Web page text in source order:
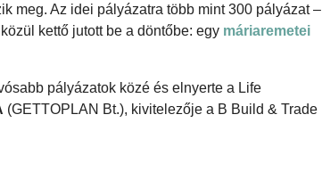
meg. Az idei pályázatra több mint 300 pályázat –
kettő jutott be a döntőbe: egy máriaremetei
pályázatok közé és elnyerte a Life
(GETTOPLAN Bt.), kivitelezője a B Build & Trade